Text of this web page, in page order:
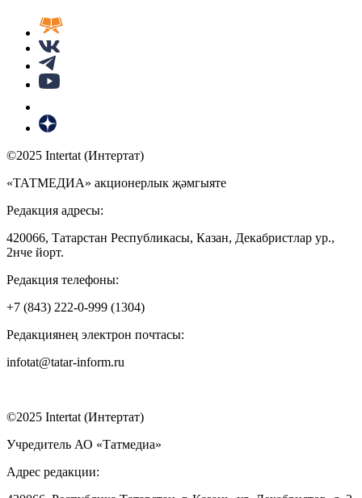
©2025 Intertat (Интертат)
«ТАТМЕДИА» акционерлык җәмгыяте
Редакция адресы:
420066, Татарстан Республикасы, Казан, Декабристлар ур.,
2нче йорт.
Редакция телефоны:
+7 (843) 222-0-999 (1304)
Редакциянең электрон почтасы:
infotat@tatar-inform.ru
©2025 Intertat (Интертат)
Учредитель АО «Татмедиа»
Адрес редакции: